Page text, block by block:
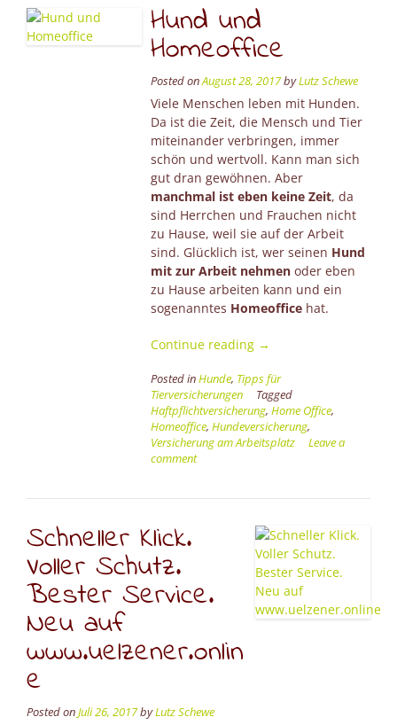
Hund und
Homeoffice
Posted onAugust 28, 2017byLutz Schewe
Viele Menschen leben mit Hunden.
Da ist die Zeit, die Mensch und Tier
miteinander verbringen, immer
schön und wertvoll. Kann man sich
gut dran gewöhnen. Aber
manchmal ist eben keine Zeit, da
sind Herrchen und Frauchen nicht
zu Hause, weil sie auf der Arbeit
sind. Glücklich ist, wer seinen Hund
mit zur Arbeit nehmenoder eben
zu Hause arbeiten kann und ein
sogenanntes Homeofficehat.
Continue reading “Hund
Homeoffice”
→
Posted inHunde, Tipps für
Tierversicherungen
Tagged
Haftpflichtversicherung, Home Office,
Homeoffice, Hundeversicherung,
Versicherung am Arbeitsplatz
Leave a
comment
Schneller Klick.
Voller Schutz.
Bester Service.
Neu auf
www.uelzener.onlin
e
Posted onJuli 26, 2017byLutz Schewe